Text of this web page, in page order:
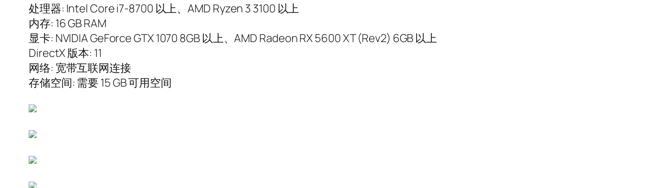
处理器: Intel Core i7-8700 以上、AMD Ryzen 3 3100 以上
内存: 16 GB RAM
显卡: NVIDIA GeForce GTX 1070 8GB 以上、AMD Radeon RX 5600 XT (Rev2) 6GB 以上
DirectX 版本: 11
网络: 宽带互联网连接
存储空间: 需要 15 GB 可用空间